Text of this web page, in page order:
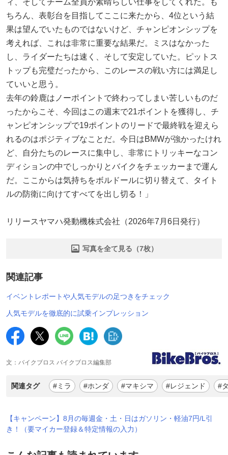
ちろん、表彰台を目指してここに来たから、4位という結
果は望んでいたものではないけど、チャンピオンシップを
考えれば、これは非常に重要な結果だ。ミスはなかった
し、ライダーたちは速く、そして安定していた。ピットス
トップも完璧だったから、このレースの戦い方には満足し
ていいと思う。
去年の鈴鹿はノーポイントで終わってしまい苦しいものだ
ったからこそ、今回はこの週末で21ポイントを獲得し、チ
ャンピオンシップで19ポイントのリードで最終戦を迎えら
れるのはポジティブなことだ。今日はBMWが強かったけれ
ど、自分たちのレースに集中し、非常にトリッキーなコン
ディションの中でしっかりとバイクをチェッカーまで運ん
だ。ここからは気持ちをボルドールに切り替えて、タイト
ルの防衛に向けてすべてを出し切る！」
リリースヤマハ発動機株式会社（2026年7月6日発行）
写真を全て見る（7枚）
関連記事
イベントレポートや人気モデルの足つきをチェック
人気モデルを徹底的に試乗インプレッション
文：バイクブロス バイクブロス編集部
関連タグ #ミラ #ホンダ #マキシマ #レジェンド #
【キャンペーン】8月の毎週金・土・日はガソリン・軽油7円/L引
き！（要マイカー登録＆特定情報の入力）